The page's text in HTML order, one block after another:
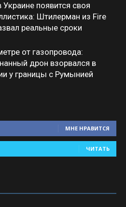
Украине появится своя
Штилерман из Fire
реальные сроки
от газопровода:
дрон взорвался в
у границы с Румынией
МНЕ НРАВИТСЯ
ЧИТАТЬ